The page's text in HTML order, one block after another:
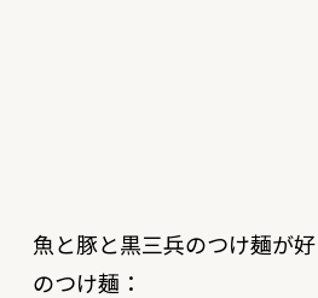
魚と豚と黒三兵のつけ麺が
のつけ麺：